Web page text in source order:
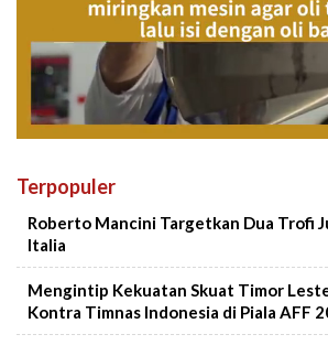
Terpopuler
Roberto Mancini Targetkan Dua Trofi
Italia
Mengintip Kekuatan Skuat Timor
Kontra Timnas Indonesia di Piala AFF